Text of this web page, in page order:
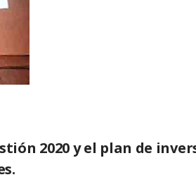
2020 y el plan de